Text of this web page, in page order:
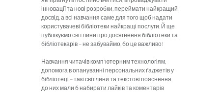
інновації та нові розробки, переймати найкращий
досвід, а всі навчання саме для того щоб надати
користувачеві бібліотеки найкращі послуги. Й ще
публікуємо світлини про досягнення бібліотеки та
бібліотекарів – не забуваймо, бо це важливо!
Навчання читачів комп'ютерним технологіям,
допомога в опануванні персональних ґаджетів у
бібліотеці – такі світлини та текстові пояснення
до них мали б набирати лайків та коментарів